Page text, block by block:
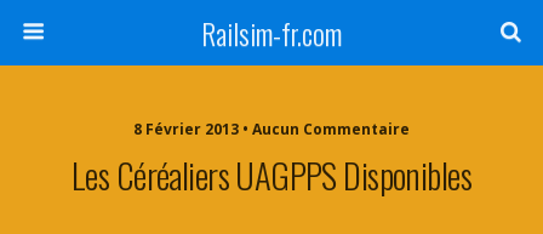
Railsim-fr.com
8 Février 2013 • Aucun Commentaire
Les Céréaliers UAGPPS Disponibles